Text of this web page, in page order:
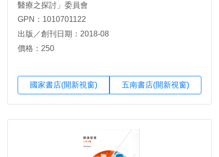
醫療之探討」委員會
GPN：1010701122
出版／創刊日期：2018-08
價格：250
國家書店(開新視窗) 五南書店(開新視窗)